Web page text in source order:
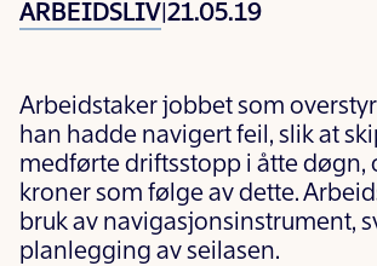
ARBEIDSLIV 21.05.19
Arbeidstaker jobbet som
han hadde navigert feil, slik at
medførte driftsstopp i åtte
kroner som følge av dette.
bruk av navigasjonsinstrument,
planlegging av seilasen.